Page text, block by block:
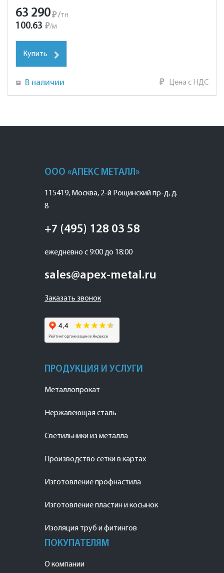
63 290₽ /тн
100.63 ₽/м
Купить
В наличии ₽ Цена с НДС
ООО «АПЕКС МЕТАЛЛ»
115419, Москва, 2-й Рощинский пр-д, д.
8
+7 (495) 128 03 58
ежедневно с 9:00 до 18:00
sales@apex-metal.ru
Заказать звонок
ПРОДУКЦИЯ И УСЛУГИ
Металлопрокат
Нержавеющая сталь
Светильники из металла
Производство сетки в картах
Изготовление профнастила
Изготовление пластин и косынок
Изоляция труб и фитингов
ПОКУПАТЕЛЯМ
О компании